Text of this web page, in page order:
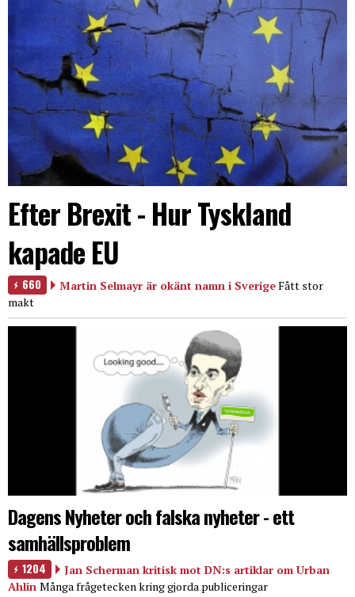
Efter Brexit - Hur Tyskland
kapade EU
660 Martin Selmayr är okänt namn i SverigeFått stor
makt
Dagens Nyheter och falska nyheter - ett
samhällsproblem
1204
Jan Scherman kritisk mot DN:s artiklar om Urban
Ahlin Många frågetecken kring gjorda publiceringar